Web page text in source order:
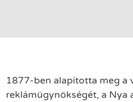
1877-ben alapította meg a
reklámügynökségét, a Nya